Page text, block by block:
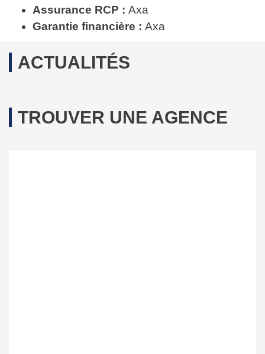
Assurance RCP : Axa
Garantie financière : Axa
ACTUALITÉS
TROUVER UNE AGENCE